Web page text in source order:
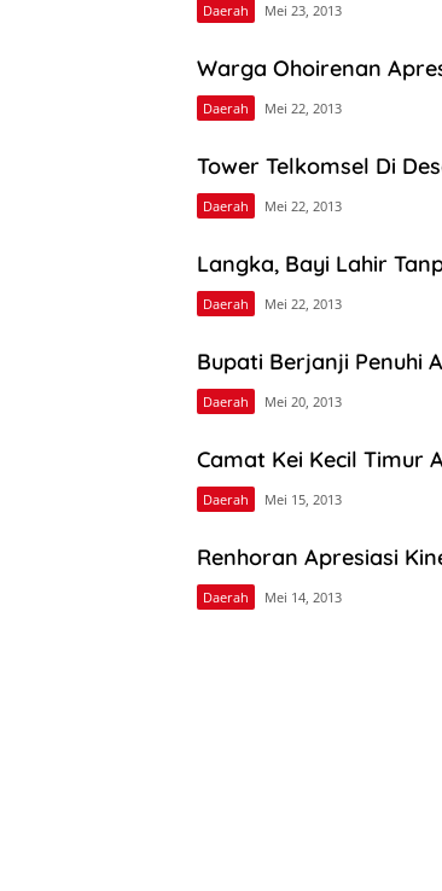
Daerah Mei 23, 2013
Warga Ohoirenan
Daerah Mei 22, 2013
Tower Telkomsel Di
Daerah Mei 22, 2013
Langka, Bayi Lahir
Daerah Mei 22, 2013
Bupati Berjanji Penuhi
Daerah Mei 20, 2013
Camat Kei Kecil Timur
Daerah Mei 15, 2013
Renhoran Apresiasi
Daerah Mei 14, 2013